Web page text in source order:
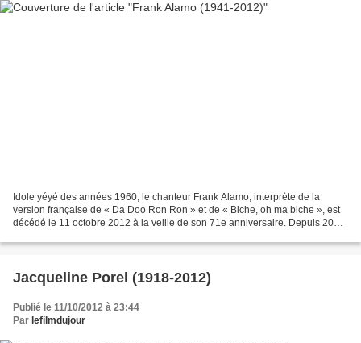
Idole yéyé des années 1960, le chanteur Frank Alamo, interprète de la
version française de « Da Doo Ron Ron » et de « Biche, oh ma biche », est
décédé le 11 octobre 2012 à la veille de son 71e anniversaire. Depuis 2006
Jacqueline Porel (1918-2012)
Publié le 11/10/2012 à 23:44
Par lefilmdujour